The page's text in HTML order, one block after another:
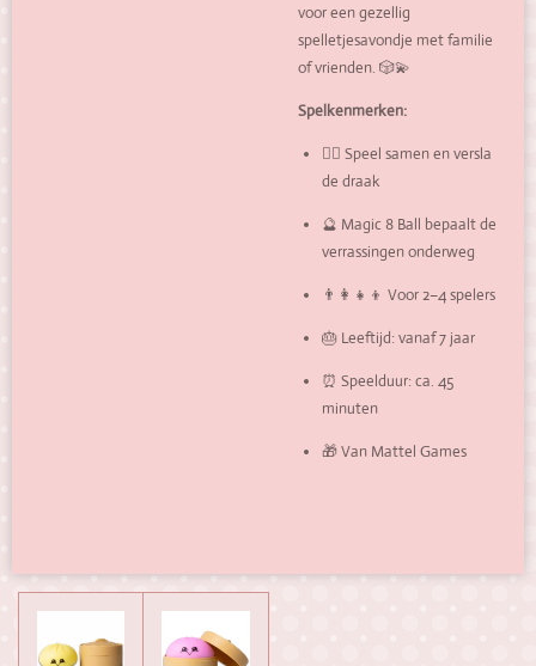
voor een gezellig
spelletjesavondje met familie
of vrienden. 🎲💫
Spelkenmerken:
🧙‍♂️ Speel samen en versla
de draak
🔮 Magic 8 Ball bepaalt de
verrassingen onderweg
👨‍👩‍👧‍👦 Voor 2–4 spelers
🎂 Leeftijd: vanaf 7 jaar
⏰ Speelduur: ca. 45
minuten
🎁 Van Mattel Games